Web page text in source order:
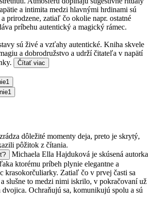
a intimita medzi hlavnými hrdinami sú
prirodzene, zatiaľ čo okolie napr. ostatné
príbehu autentický a magický rámec.
sú živé a vzťahy autentické. Kniha skvele
a dobrodružstvo a udrží čitateľa v napätí
Čítať viac
1
1
dôležité momenty deja, preto je skrytý,
pôžitok z čítania.
Michaela Ella Hajduková je skúsená autorka
ktorému príbeh plynie elegantne a
krasokorčuliarky. Zatiaľ čo v prvej časti sa
slušne to medzi nimi iskrilo, v pokračovaní už
dvojica. Ochraňujú sa, komunikujú spolu a sú